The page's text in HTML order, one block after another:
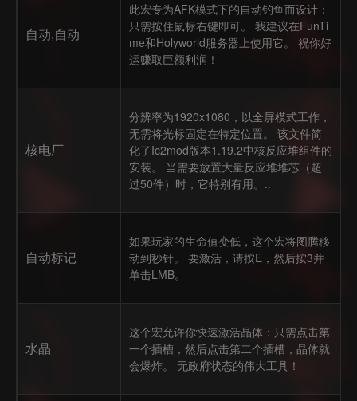
自动,自动
此宏专为AFK模式下的自动钓鱼而设计：
只需按住鼠标右键即可。 我建议在FunTi
me和Holyworld服务器上使用它。 祝你好
运赚取巨额利润！
核电厂
分辨率为1920x1080，以全屏模式工作，
无需将光标固定在特定位置。 该文件简
化了Ic2mod版本1.19.2中核反应堆组件的
安装。 当需要放置大量反应堆堆芯（超
过50件）时，它特别有用。..
自动标记
如果玩家的生命值变低，这个宏将图腾移
动到秒针。 要激活，请按E，然后按3并
单击LMB。
水晶
这个宏允许你快速激活晶体：只需点击第
一个插槽，然后点击第二个插槽，晶体就
会爆炸。 无政府状态的伟大工具！